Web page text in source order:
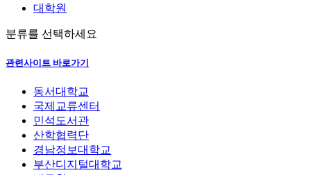
대학원
분류를 선택하세요
관련사이트 바로가기
동서대학교
국제교류센터
민석도서관
산학협력단
경남정보대학교
부산디지털대학교